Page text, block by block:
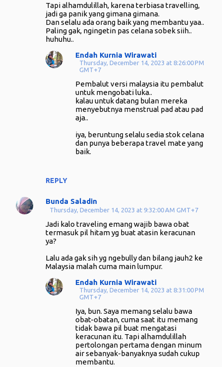
Tapi alhamdulillah, karena terbiasa travelling,
jadi ga panik yang gimana gimana.
Dan selalu ada orang baik yang membantu yaa..
Paling gak, ngingetin pas celana sobek siih..
huhuhu..
REPLY
Endah Kurnia Wirawati
Thursday, December 14, 2023 at 8:26:00 PM
GMT+7
Pembalut versi malaysia itu pembalut
untuk mengobati luka..
kalau untuk datang bulan mereka
menyebutnya menstrual pad atau pad
aja..
iya, beruntung selalu sedia stok celana
dan punya beberapa travel mate yang
baik.
Bunda Saladin
Thursday, December 14, 2023 at 9:32:00 AM GMT+7
Jadi kalo traveling emang wajib bawa obat
termasuk pil hitam yg buat atasin keracunan
ya?
Lalu ada gak sih yg ngebully dan bilang jauh2 ke
Malaysia malah cuma main lumpur.
Endah Kurnia Wirawati
Thursday, December 14, 2023 at 8:31:00 PM
GMT+7
Iya, bun. Saya memang selalu bawa
obat-obatan, cuma saat itu memang
tidak bawa pil buat mengatasi
keracunan itu. Tapi alhamdulillah
pertolongan pertama dengan minum
air sebanyak-banyaknya sudah cukup
membantu.